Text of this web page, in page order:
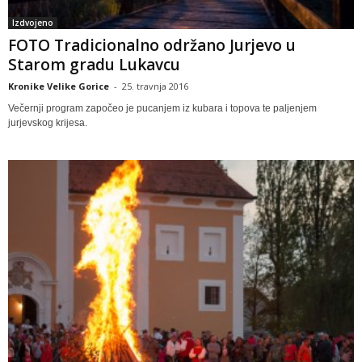
Izdvojeno
FOTO Tradicionalno održano Jurjevo u
Starom gradu Lukavcu
Kronike Velike Gorice - 25. travnja 2016
Večernji program započeo je pucanjem iz kubara i topova te paljenjem
jurjevskog krijesa.